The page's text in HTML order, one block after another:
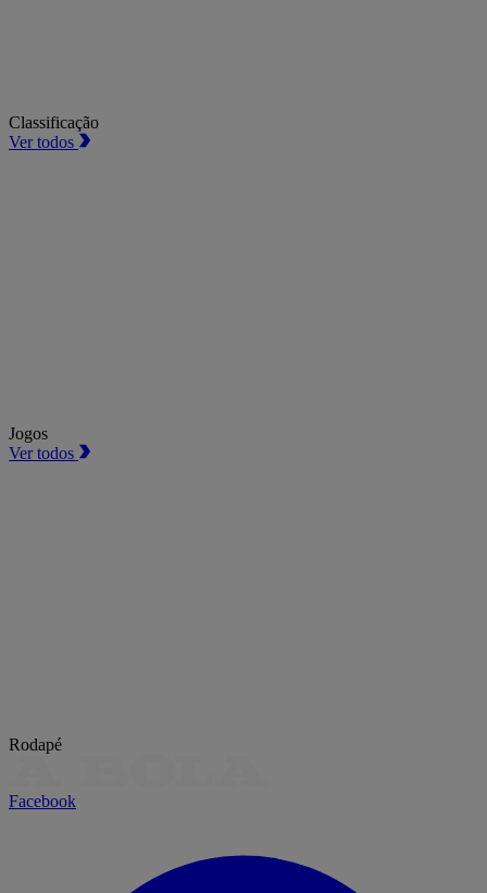
Classificação
Ver todos
Jogos
Ver todos
Rodapé
Facebook